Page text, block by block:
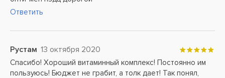
Ответить
Рустам 13 октября 2020
Спасибо! Хороший витаминный комплекс! Постоянно им
пользуюсь! Бюджет не грабит, а толк дает! Так понял,